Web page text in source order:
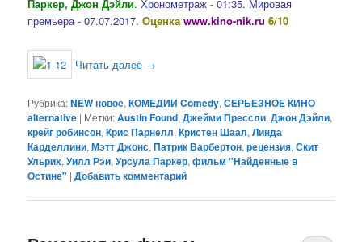
Паркер, Джон Дэйли. Хронометраж - 01:35. Мировая
премьера - 07.07.2017.Оценкаwww.kino-nik.ru 6/10
Читать далее →
Рубрика:NEW новое,КОМЕДИИ Comedy,СЕРЬЕЗНОЕ КИНО
alternative | Метки:Austin Found,Джейми Прессли,Джон Дэйли,
крейг робинсон,Крис Парнелл,Кристен Шаал,Линда
Карделлини,Мэтт Джонс,Патрик Варбертон,рецензия,Скит
Ульрих,Уилл Рэи,Урсула Паркер,фильм "Найденные в
Остине" |Добавить комментарий